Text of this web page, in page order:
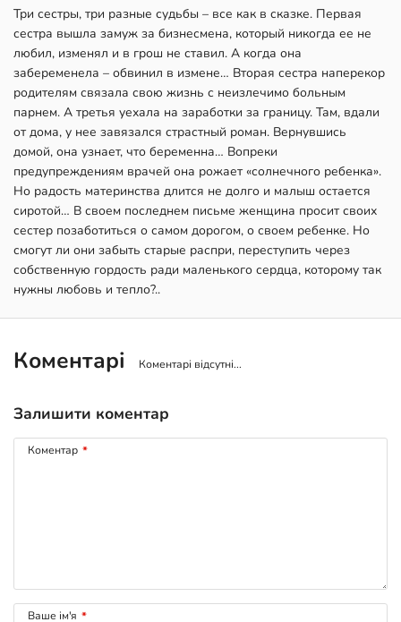
Три сестры, три разные судьбы – все как в сказке. Первая
сестра вышла замуж за бизнесмена, который никогда ее не
любил, изменял и в грош не ставил. А когда она
забеременела – обвинил в измене… Вторая сестра наперекор
родителям связала свою жизнь с неизлечимо больным
парнем. А третья уехала на заработки за границу. Там, вдали
от дома, у нее завязался страстный роман. Вернувшись
домой, она узнает, что беременна… Вопреки
предупреждениям врачей она рожает «солнечного ребенка».
Но радость материнства длится не долго и малыш остается
сиротой… В своем последнем письме женщина просит своих
сестер позаботиться о самом дорогом, о своем ребенке. Но
смогут ли они забыть старые распри, переступить через
собственную гордость ради маленького сердца, которому так
нужны любовь и тепло?..
Коментарі Коментарі відсутні...
Залишити коментар
Коментар *
Ваше ім'я *